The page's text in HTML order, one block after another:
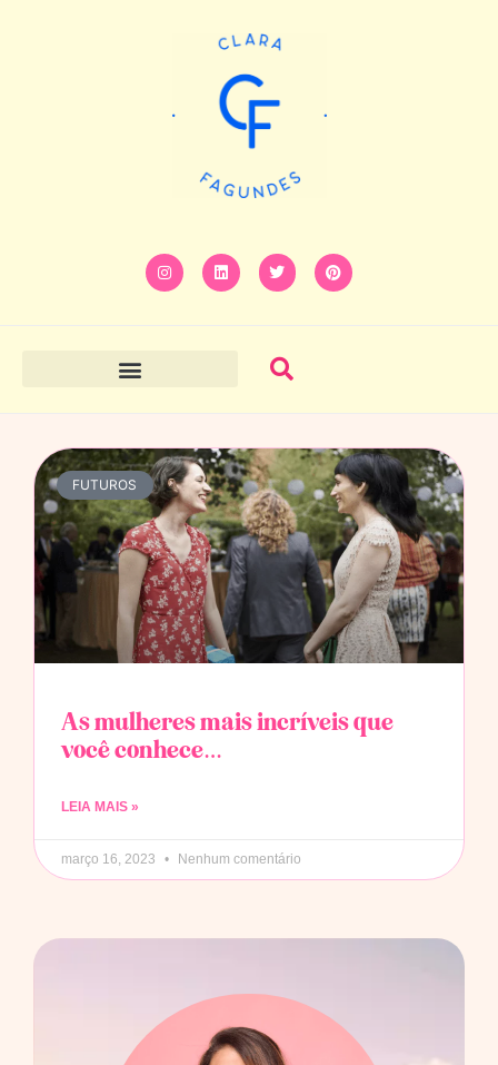
FUTUROS
As mulheres mais incríveis que
você conhece…
LEIA MAIS »
março 16, 2023 Nenhum comentário